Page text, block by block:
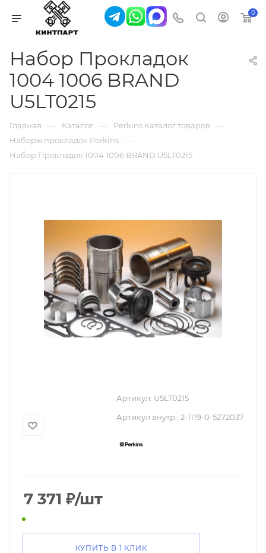
0
Набор Прокладок
1004 1006 BRAND
U5LT0215
Главная — Каталог — Perkins Каталог товаров —
Наборы прокладок Perkins —
Набор Прокладок 1004 1006 BRAND U5LT0215
Артикул: U5LT0215
Артикул внутр.: 2-1119-0-5272037
7 371 ₽/шт
КУПИТЬ В 1 КЛИК